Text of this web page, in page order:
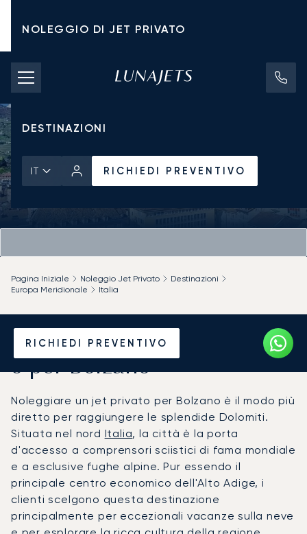
NOLEGGIO DI JET PRIVATO
TARIFFE DI NOLEGGIO
JET PRIVATI
DESTINAZIONI
IT RICHIEDI PREVENTIVO
RICHIEDI PREVENTIVO
Pagina Iniziale Noleggio Jet Privato
Destinazioni
Europa Meridionale
Italia
Noleggia un Jet Privato da
o per Bolzano
Noleggiare un jet privato per Bolzano è il modo più
diretto per raggiungere le splendide Dolomiti.
Situata nel nord Italia, la città è la porta
d'accesso a comprensori sciistici di fama mondiale
e a esclusive fughe alpine. Pur essendo il
principale centro economico dell'Alto Adige, i
clienti scelgono questa destinazione
principalmente per eccezionali vacanze sulla neve